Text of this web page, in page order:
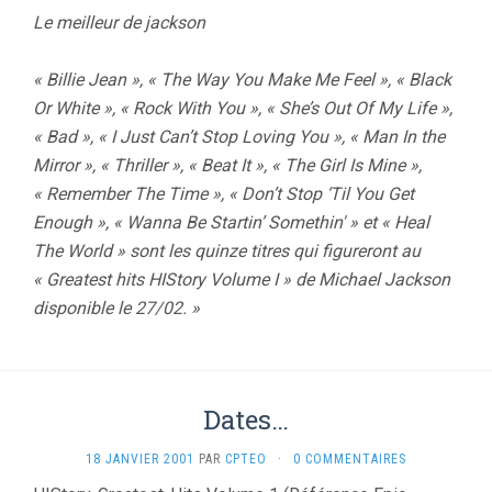
Le meilleur de jackson
« Billie Jean », « The Way You Make Me Feel », « Black
Or White », « Rock With You », « She’s Out Of My Life »,
« Bad », « I Just Can’t Stop Loving You », « Man In the
Mirror », « Thriller », « Beat It », « The Girl Is Mine »,
« Remember The Time », « Don’t Stop ‘Til You Get
Enough », « Wanna Be Startin’ Somethin' » et « Heal
The World » sont les quinze titres qui figureront au
« Greatest hits HIStory Volume I » de Michael Jackson
disponible le 27/02. »
Dates…
18 JANVIER 2001 PAR CPTEO · 0 COMMENTAIRES